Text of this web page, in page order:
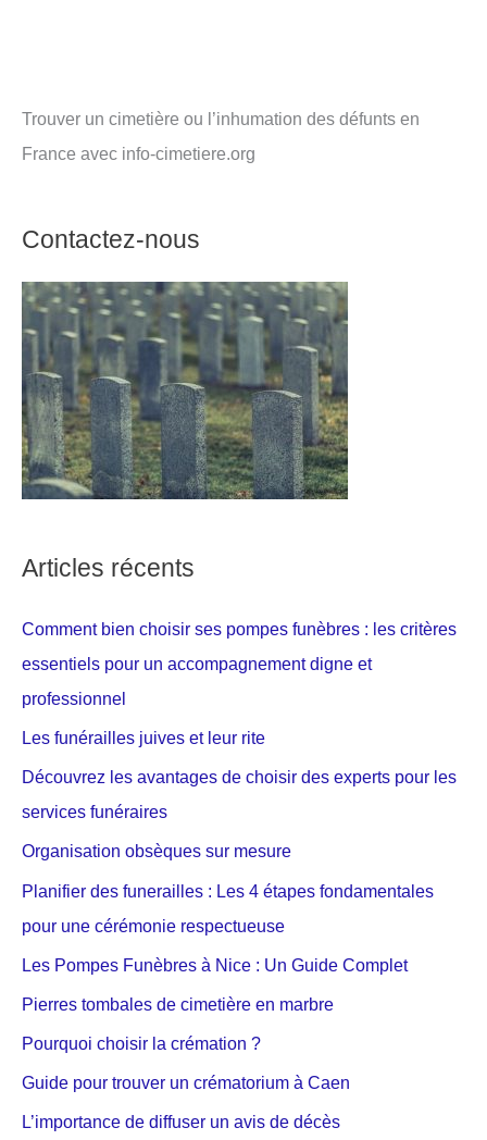
Trouver un cimetière ou l’inhumation des défunts en
France avec info-cimetiere.org
Contactez-nous
Articles récents
Comment bien choisir ses pompes funèbres : les critères
essentiels pour un accompagnement digne et
professionnel
Les funérailles juives et leur rite
Découvrez les avantages de choisir des experts pour les
services funéraires
Organisation obsèques sur mesure
Planifier des funerailles : Les 4 étapes fondamentales
pour une cérémonie respectueuse
Les Pompes Funèbres à Nice : Un Guide Complet
Pierres tombales de cimetière en marbre
Pourquoi choisir la crémation ?
Guide pour trouver un crématorium à Caen
L’importance de diffuser un avis de décès